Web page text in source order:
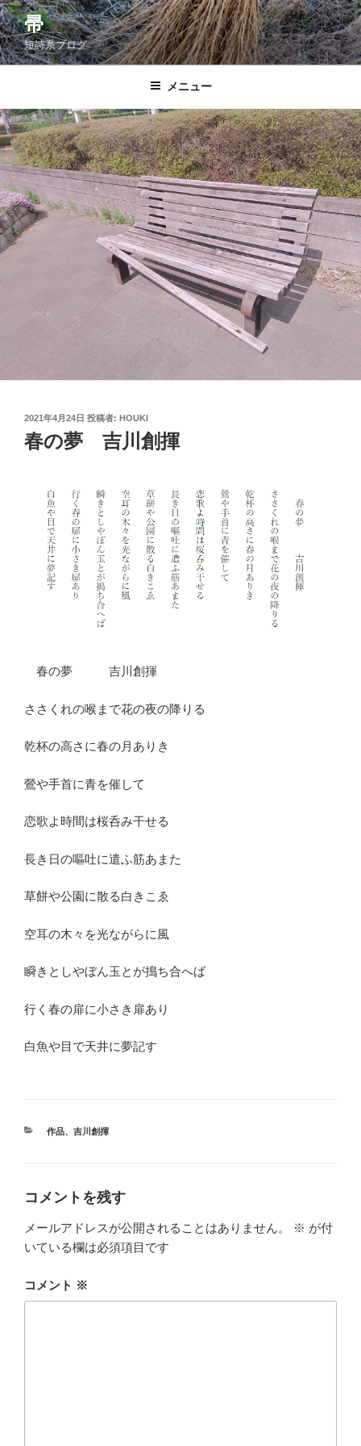
コ
ン
テ
ン
ス
キ
ッ
プ
帚
短詩系ブログ
メニュー
投
稿
日:
2021年4月24日 投稿者: HOUKI
春の夢 吉川創揮
春の夢 吉川創揮
ささくれの喉まで花の夜の降りる
乾杯の高さに春の月ありき
鶯や手首に青を催して
恋歌よ時間は桜呑み干せる
長き日の嘔吐に遣ふ筋あまた
草餅や公園に散る白きこゑ
空耳の木々を光ながらに風
瞬きとしやぼん玉とが搗ち合へば
行く春の扉に小さき扉あり
白魚や目で天井に夢記す
カ
作品、 吉川創揮
コメントを残す
メールアドレスが公開されることはありません。 ※ が付
いている欄は必須項目です
コメント ※